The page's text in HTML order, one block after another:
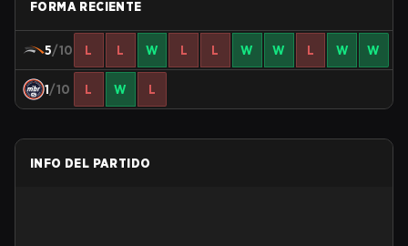
FORMA RECIENTE
5/10 L L W L L W W L W W
1/10 L W L
INFO DEL PARTIDO